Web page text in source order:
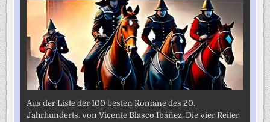
Aus der Liste der 100 besten Romane des 20.
Jahrhunderts. von Vicente Blasco Ibáñez. Die vier Reiter